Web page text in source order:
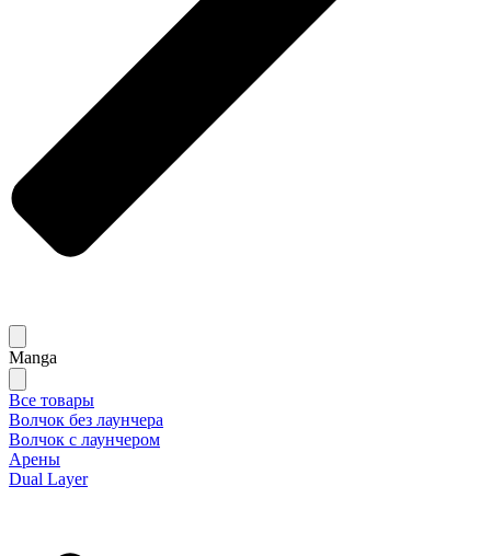
Manga
Все товары
Волчок без лаунчера
Волчок с лаунчером
Арены
Dual Layer